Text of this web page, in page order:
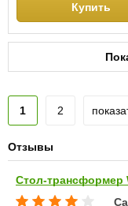
Купить
1 2
Отзывы
Стол-трансформер